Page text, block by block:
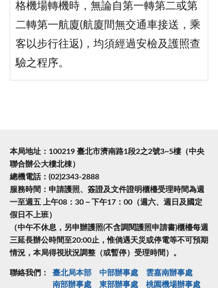
格機場轉機時，無論自第一轉第二或第
二轉第一航廈(航廈間無交通車接送，乘
客以步行往返)，均須經過安檢及護照查
驗之程序。
本局地址：100219 臺北市濟南路1段2之2號3~5樓（中央
聯合辦公大樓北棟）
總機電話：(02)2343-2888
服務時間：申請護照、簽證及文件證明櫃檯受理時間為週
一至週五 上午08：30－下午17：00（週六、週日及國定
假日不上班）
（中午不休息，另申辦護照(不含調閱護照申請書)櫃檯每週
三延長辦公時間至20:00止，惟倘遇天災或停電等不可預期
情況，本局得視狀況調整（或暫停）受理時間）。
聯絡我們： 臺北局本部 中部辦事處
雲嘉南辦事處
南部辦事處
東部辦事處 桃園機場辦事處